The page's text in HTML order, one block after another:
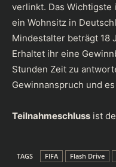
verlinkt. Das Wichtigste
ein Wohnsitz in
Mindestalter beträgt 18
Erhaltet ihr eine
Stunden Zeit zu
Gewinnanspruch und
Teilnahmeschluss ist
TAGS FIFA Flash Drive